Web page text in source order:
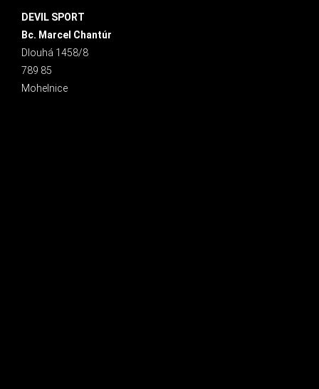
DEVIL SPORT
Bc. Marcel Chantúr
Dlouhá 1458/8
789 85
Mohelnice